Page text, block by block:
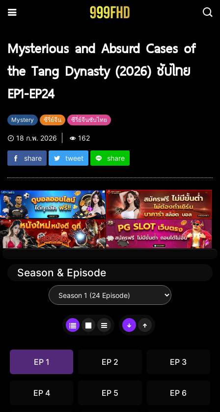
Mysterious and Absurd Cases of
the Tang Dynasty (2026) ซับไทย
EP1-EP24
Mystery ซีรี่ย์จีน ซีรี่ย์จีนซับไทย
18 ก.พ. 2026 162
share tweet share
Season & Episode
EP 1 EP 2 EP 3
EP 4 EP 5 EP 6